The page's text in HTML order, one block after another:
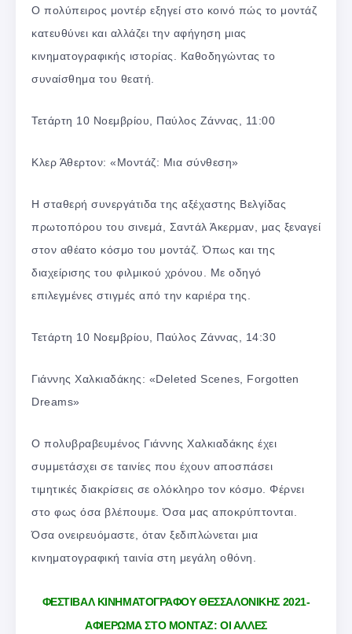
Ο πολύπειρος μοντέρ εξηγεί στο κοινό πώς το μοντάζ
κατευθύνει και αλλάζει την αφήγηση μιας
κινηματογραφικής ιστορίας. Καθοδηγώντας το
συναίσθημα του θεατή.
Τετάρτη 10 Νοεμβρίου, Παύλος Ζάννας, 11:00
Κλερ Άθερτον: «Μοντάζ: Μια σύνθεση»
Η σταθερή συνεργάτιδα της αξέχαστης Βελγίδας
πρωτοπόρου του σινεμά, Σαντάλ Άκερμαν, μας ξεναγεί
στον αθέατο κόσμο του μοντάζ. Όπως και της
διαχείρισης του φιλμικού χρόνου. Με οδηγό
επιλεγμένες στιγμές από την καριέρα της.
Τετάρτη 10 Νοεμβρίου, Παύλος Ζάννας, 14:30
Γιάννης Χαλκιαδάκης: «Deleted Scenes, Forgotten
Dreams»
Ο πολυβραβευμένος Γιάννης Χαλκιαδάκης έχει
συμμετάσχει σε ταινίες που έχουν αποσπάσει
τιμητικές διακρίσεις σε ολόκληρο τον κόσμο. Φέρνει
στο φως όσα βλέπουμε. Όσα μας αποκρύπτονται.
Όσα ονειρευόμαστε, όταν ξεδιπλώνεται μια
κινηματογραφική ταινία στη μεγάλη οθόνη.
ΦΕΣΤΙΒΑΛ ΚΙΝΗΜΑΤΟΓΡΑΦΟΥ ΘΕΣΣΑΛΟΝΙΚΗΣ 2021-
ΑΦΙΕΡΩΜΑ ΣΤΟ ΜΟΝΤΑΖ: ΟΙ ΑΛΛΕΣ